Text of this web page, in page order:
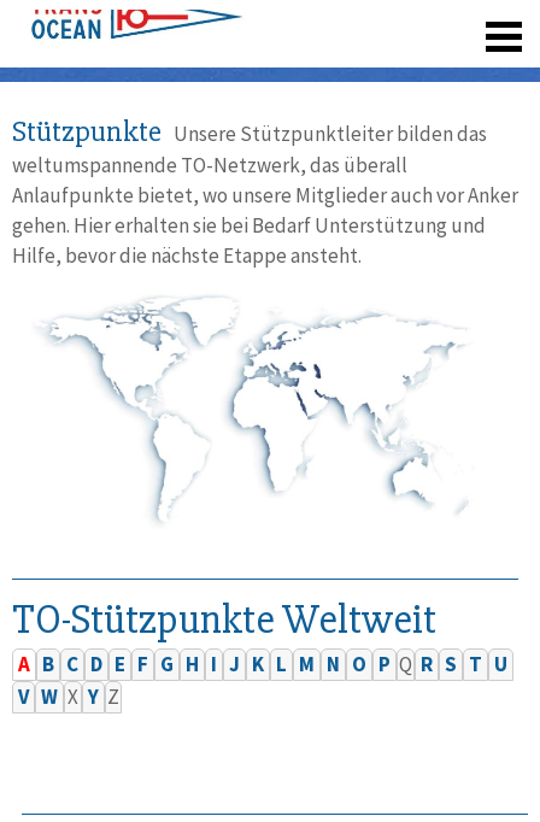
Stützpunkte Unsere Stützpunktleiter bilden das
weltumspannende TO-Netzwerk, das überall
Anlaufpunkte bietet, wo unsere Mitglieder auch vor Anker
gehen. Hier erhalten sie bei Bedarf Unterstützung und
Hilfe, bevor die nächste Etappe ansteht.
TO-Stützpunkte Weltweit
A B C D E F G H I J K L M N O P Q R S T U
V W X Y Z